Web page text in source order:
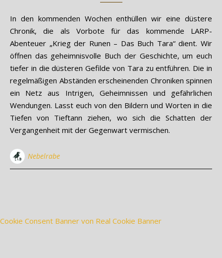
In den kommenden Wochen enthüllen wir eine düstere
Chronik, die als Vorbote für das kommende LARP-
Abenteuer „Krieg der Runen – Das Buch Tara“ dient. Wir
öffnen das geheimnisvolle Buch der Geschichte, um euch
tiefer in die düsteren Gefilde von Tara zu entführen. Die in
regelmäßigen Abständen erscheinenden Chroniken spinnen
ein Netz aus Intrigen, Geheimnissen und gefährlichen
Wendungen. Lasst euch von den Bildern und Worten in die
Tiefen von Tieftann ziehen, wo sich die Schatten der
Vergangenheit mit der Gegenwart vermischen.
Nebelrabe
Cookie Consent Banner von Real Cookie Banner